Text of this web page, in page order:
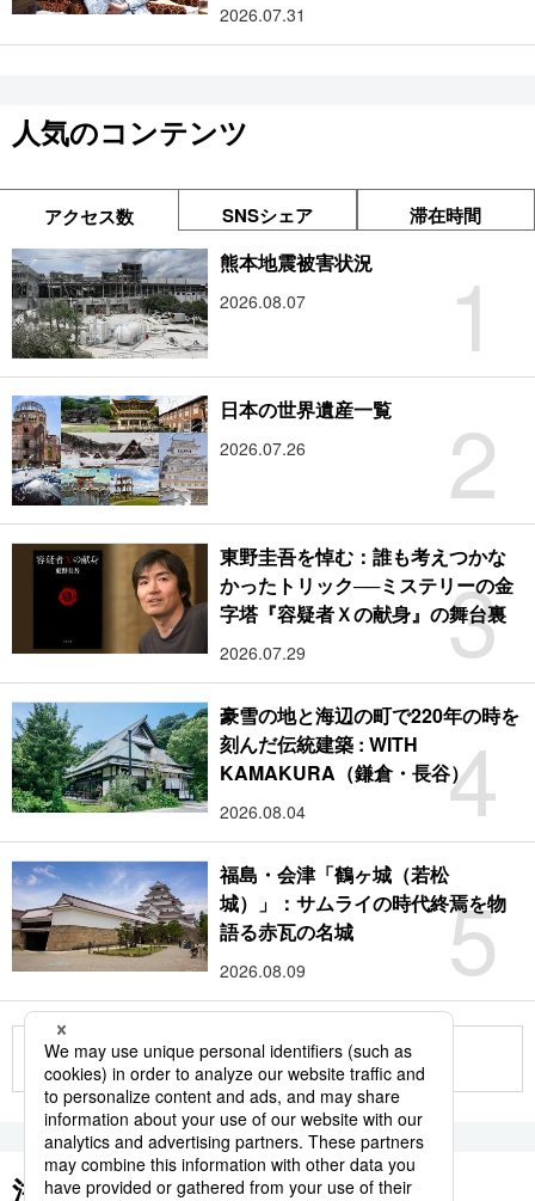
2026.07.31
人気のコンテンツ
アクセス数 SNSシェア 滞在時間
1
熊本地震被害状況
2026.08.07
2
日本の世界遺産一覧
2026.07.26
3
東野圭吾を悼む：誰も考えつかな
かったトリック──ミステリーの金
字塔『容疑者Ｘの献身』の舞台裏
2026.07.29
4
豪雪の地と海辺の町で220年の時を
刻んだ伝統建築 : WITH
KAMAKURA（鎌倉・長谷）
2026.08.04
5
福島・会津「鶴ヶ城（若松
城）」：サムライの時代終焉を物
語る赤瓦の名城
2026.08.09
もっと見る
注目のキーワード